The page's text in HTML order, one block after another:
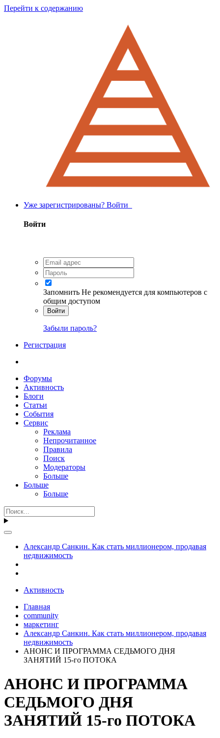
Перейти к содержанию
Уже зарегистрированы? Войти
Войти
Запомнить Не рекомендуется для компьютеров с
общим доступом
Войти
Забыли пароль?
Регистрация
Форумы
Активность
Блоги
Статьи
События
Сервис
Реклама
Непрочитанное
Правила
Поиск
Модераторы
Больше
Больше
Больше
Александр Санкин. Как стать миллионером, продавая
недвижимость
Активность
Главная
community
маркетинг
Александр Санкин. Как стать миллионером, продавая
недвижимость
АНОНС И ПРОГРАММА СЕДЬМОГО ДНЯ
ЗАНЯТИЙ 15-го ПОТОКА
АНОНС И ПРОГРАММА
СЕДЬМОГО ДНЯ
ЗАНЯТИЙ 15-го ПОТОКА